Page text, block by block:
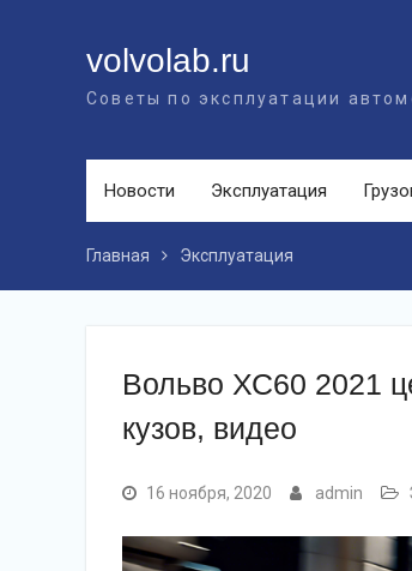
volvolab.ru
Советы по эксплуатации
Новости Эксплуатация
Главная Эксплуатация
Вольво ХС60 2021
кузов, видео
16 ноября, 2020 admin